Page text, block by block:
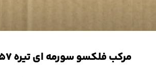
مرکب فلکسو سورمه ای تیره ۵۵۱۵۷ دیلون